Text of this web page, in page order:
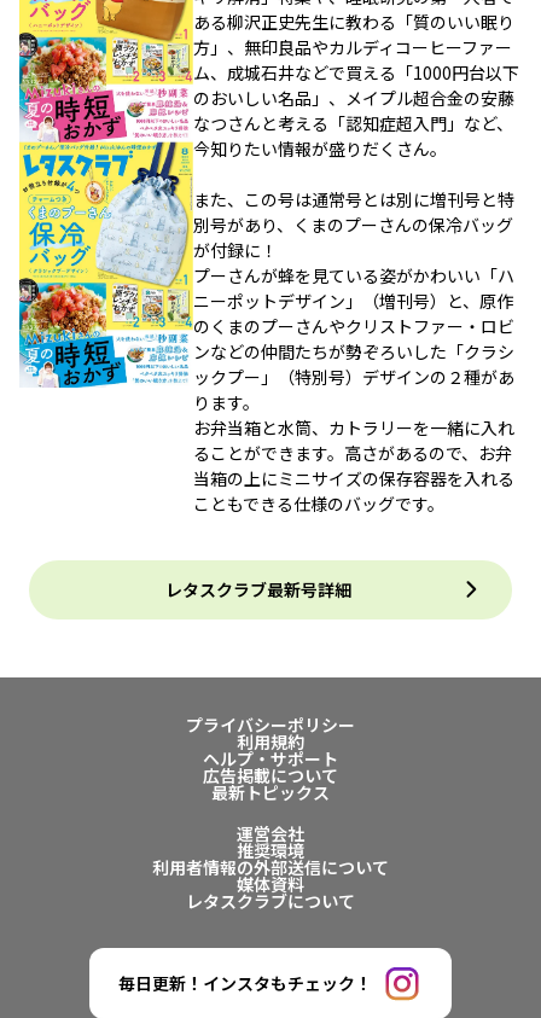
ある柳沢正史先生に教わる「質のいい眠り
方」、無印良品やカルディコーヒーファー
ム、成城石井などで買える「1000円台以下
のおいしい名品」、メイプル超合金の安藤
なつさんと考える「認知症超入門」など、
今知りたい情報が盛りだくさん。
また、この号は通常号とは別に増刊号と特
別号があり、くまのプーさんの保冷バッグ
が付録に！
プーさんが蜂を見ている姿がかわいい「ハ
ニーポットデザイン」（増刊号）と、原作
のくまのプーさんやクリストファー・ロビ
ンなどの仲間たちが勢ぞろいした「クラシ
ックプー」（特別号）デザインの２種があ
ります。
お弁当箱と水筒、カトラリーを一緒に入れ
ることができます。高さがあるので、お弁
当箱の上にミニサイズの保存容器を入れる
こともできる仕様のバッグです。
レタスクラブ最新号詳細
プライバシーポリシー
利用規約
ヘルプ・サポート
広告掲載について
最新トピックス
運営会社
推奨環境
利用者情報の外部送信について
媒体資料
レタスクラブについて
毎日更新！インスタもチェック！